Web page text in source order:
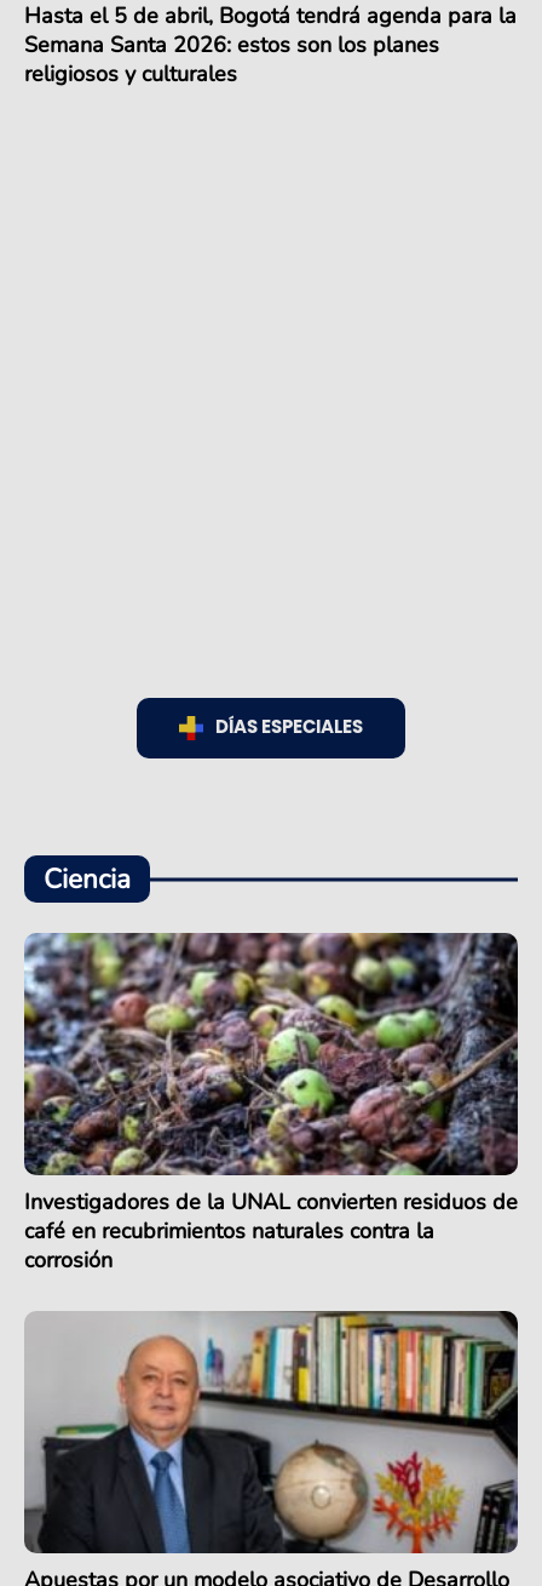
Hasta el 5 de abril, Bogotá tendrá agenda para la
Semana Santa 2026: estos son los planes
religiosos y culturales
DÍAS ESPECIALES
Ciencia
Investigadores de la UNAL convierten residuos de
café en recubrimientos naturales contra la
corrosión